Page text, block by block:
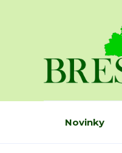
Novinky